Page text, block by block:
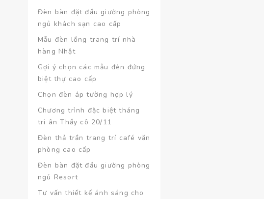
Đèn bàn đặt đầu giường phòng
ngủ khách sạn cao cấp
Mẫu đèn lồng trang trí nhà
hàng Nhật
Gợi ý chọn các mẫu đèn đứng
biệt thự cao cấp
Chọn đèn áp tường hợp lý
Chương trình đặc biệt tháng
tri ân Thầy cô 20/11
Đèn thả trần trang trí café văn
phòng cao cấp
Đèn bàn đặt đầu giường phòng
ngủ Resort
Tư vấn thiết kế ánh sáng cho